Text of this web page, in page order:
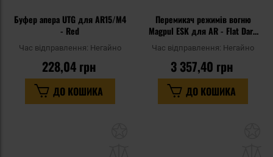
Буфер апера UTG для AR15/M4
- Red
Час відправлення: Негайно
228,04 грн
ДО КОШИКА
Перемикач режимів вогню
Magpul ESK для AR - Flat Dark
Час відправлення: Негайно
3 357,40 грн
ДО КОШИКА